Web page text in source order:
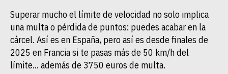
MINICROSS
HARD ENDURO
SUPERCROSS
Superar mucho el límite de velocidad no solo implica
una multa o pérdida de puntos: puedes acabar en la
cárcel. Así es en España, pero así es desde finales de
2025 en Francia si te pasas más de 50 km/h del
límite... además de 3750 euros de multa.